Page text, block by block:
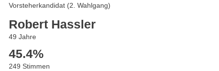
Vorsteherkandidat (2. Wahlgang)
Robert Hassler
49 Jahre
45.4%
249 Stimmen